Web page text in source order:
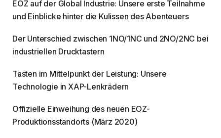
EOZ auf der Global Industrie: Unsere erste Teilnahme
und Einblicke hinter die Kulissen des Abenteuers
Der Unterschied zwischen 1NO/1NC und 2NO/2NC bei
industriellen Drucktastern
Tasten im Mittelpunkt der Leistung: Unsere
Technologie in XAP-Lenkrädern
Offizielle Einweihung des neuen EOZ-
Produktionsstandorts (März 2020)